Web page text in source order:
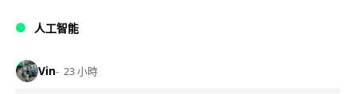
人工智能
Vin 23 小時